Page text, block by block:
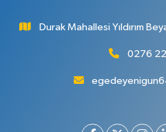
Durak Mahallesi Yıldırım
0276